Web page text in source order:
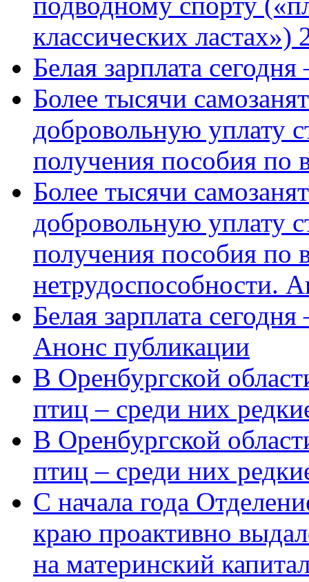
классических ластах»)
Белая зарплата
Более тысячи
добровольную уплату
получения пособия по
Более тысячи
добровольную уплату
получения пособия по
нетрудоспособности.
Белая зарплата
Анонс публикации
В Оренбургской
птиц – среди них
В Оренбургской
птиц – среди них
С начала года
краю проактивно
на материнский